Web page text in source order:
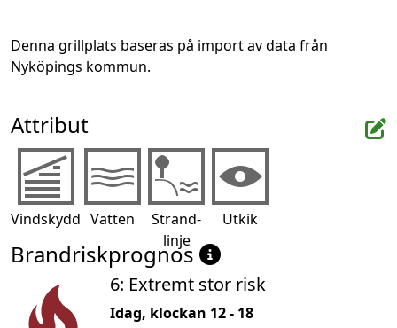
Denna grillplats baseras på import av data från
Nyköpings kommun.
Attribut
Vindskydd Vatten
Strand-
linje
Utkik
Brandriskprognos
6: Extremt stor risk
Idag, klockan 12 - 18